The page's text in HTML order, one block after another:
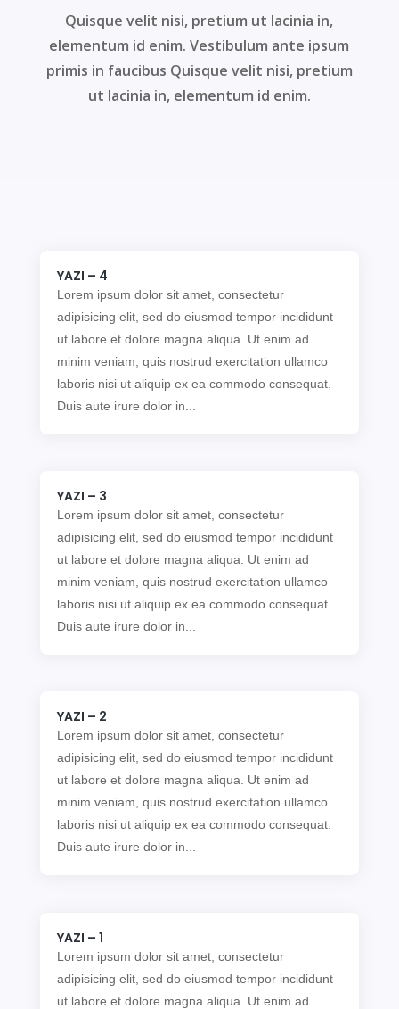
Quisque velit nisi, pretium ut lacinia in,
elementum id enim. Vestibulum ante ipsum
primis in faucibus Quisque velit nisi, pretium
ut lacinia in, elementum id enim.
YAZI – 4
Lorem ipsum dolor sit amet, consectetur
adipisicing elit, sed do eiusmod tempor incididunt
ut labore et dolore magna aliqua. Ut enim ad
minim veniam, quis nostrud exercitation ullamco
laboris nisi ut aliquip ex ea commodo consequat.
Duis aute irure dolor in...
YAZI – 3
Lorem ipsum dolor sit amet, consectetur
adipisicing elit, sed do eiusmod tempor incididunt
ut labore et dolore magna aliqua. Ut enim ad
minim veniam, quis nostrud exercitation ullamco
laboris nisi ut aliquip ex ea commodo consequat.
Duis aute irure dolor in...
YAZI – 2
Lorem ipsum dolor sit amet, consectetur
adipisicing elit, sed do eiusmod tempor incididunt
ut labore et dolore magna aliqua. Ut enim ad
minim veniam, quis nostrud exercitation ullamco
laboris nisi ut aliquip ex ea commodo consequat.
Duis aute irure dolor in...
YAZI – 1
Lorem ipsum dolor sit amet, consectetur
adipisicing elit, sed do eiusmod tempor incididunt
ut labore et dolore magna aliqua. Ut enim ad